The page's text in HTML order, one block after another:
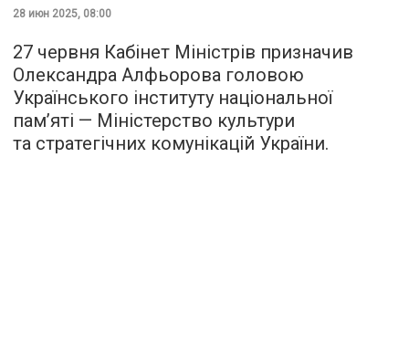
28 июн 2025, 08:00
27 червня Кабінет Міністрів призначив
Олександра Алфьорова головою
Українського інституту національної
пам’яті — Міністерство культури
та стратегічних комунікацій України.